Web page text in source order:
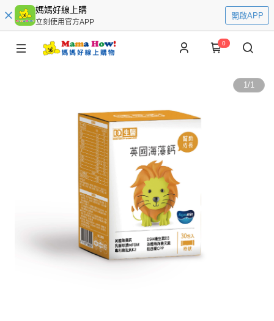
媽媽好線上購
立刻使用官方APP
開啟APP
0
1/1